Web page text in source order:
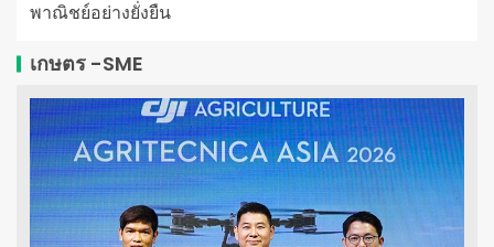
พาณิชย์อย่างยั่งยืน
เกษตร -SME